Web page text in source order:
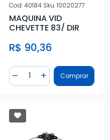
Cod.40184 Sku.10020277
MAQUINA VID
CHEVETTE 83/ DIR
R$ 90,36
Diminuir Quantidade
Quantidade
AdicionarComprar